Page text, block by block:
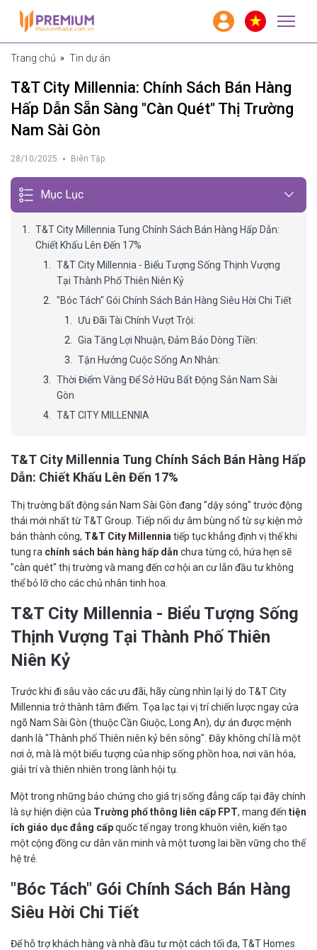
Trang chủ Tin dự án
T&T City Millennia: Chính Sách Bán Hàng
Hấp Dẫn Sẵn Sàng "Càn Quét" Thị Trường
Nam Sài Gòn
28/10/2025 Biên Tập
Mục Lục
T&T City Millennia Tung Chính Sách Bán Hàng Hấp Dẫn:
Chiết Khấu Lên Đến 17%
T&T City Millennia - Biểu Tượng Sống Thịnh Vượng
Tại Thành Phố Thiên Niên Kỷ
"Bóc Tách" Gói Chính Sách Bán Hàng Siêu Hời Chi Tiết
Ưu Đãi Tài Chính Vượt Trội:
Gia Tăng Lợi Nhuận, Đảm Bảo Dòng Tiền:
Tận Hưởng Cuộc Sống An Nhàn:
Thời Điểm Vàng Để Sở Hữu Bất Động Sản Nam Sài
Gòn
T&T CITY MILLENNIA
T&T City Millennia Tung Chính Sách Bán Hàng Hấp
Dẫn: Chiết Khấu Lên Đến 17%
Thị trường bất động sản Nam Sài Gòn đang "dậy sóng" trước động
thái mới nhất từ T&T Group. Tiếp nối dư âm bùng nổ từ sự kiện mở
bán thành công, T&T City Millennia tiếp tục khẳng định vị thế khi
tung ra chính sách bán hàng hấp dẫn chưa từng có, hứa hẹn sẽ
"càn quét" thị trường và mang đến cơ hội an cư lẫn đầu tư không
thể bỏ lỡ cho các chủ nhân tinh hoa.
T&T City Millennia - Biểu Tượng Sống
Thịnh Vượng Tại Thành Phố Thiên
Niên Kỷ
Trước khi đi sâu vào các ưu đãi, hãy cùng nhìn lại lý do T&T City
Millennia trở thành tâm điểm. Tọa lạc tại vị trí chiến lược ngay cửa
ngõ Nam Sài Gòn (thuộc Cần Giuộc, Long An), dự án được mệnh
danh là "Thành phố Thiên niên kỷ bên sông". Đây không chỉ là một
nơi ở, mà là một biểu tượng của nhịp sống phồn hoa, nơi văn hóa,
giải trí và thiên nhiên trong lành hội tụ.
Một trong những bảo chứng cho giá trị sống đẳng cấp tại đây chính
là sự hiện diện của Trường phổ thông liên cấp FPT, mang đến tiện
ích giáo dục đẳng cấpquốc tế ngay trong khuôn viên, kiến tạo
một cộng đồng cư dân văn minh và một tương lai bền vững cho thế
hệ trẻ.
"Bóc Tách" Gói Chính Sách Bán Hàng
Siêu Hời Chi Tiết
Để hỗ trợ khách hàng và nhà đầu tư một cách tối đa, T&T Homes